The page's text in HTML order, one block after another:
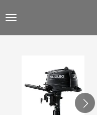
Ga
hoofdinhoud